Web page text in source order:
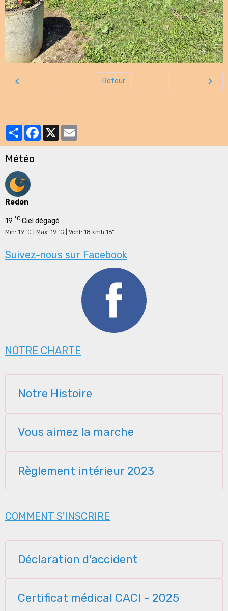
Retour
PartagerFacebook
X
Météo
Redon
19 °C Ciel dégagé
Min: 19 °C | Max: 19 °C | Vent: 18 kmh 16°
Suivez-nous sur Facebook
NOTRE CHARTE
Notre Histoire
Vous aimez la marche
Règlement intérieur 2023
COMMENT S'INSCRIRE
Déclaration d'accident
Certificat médical CACI - 2025